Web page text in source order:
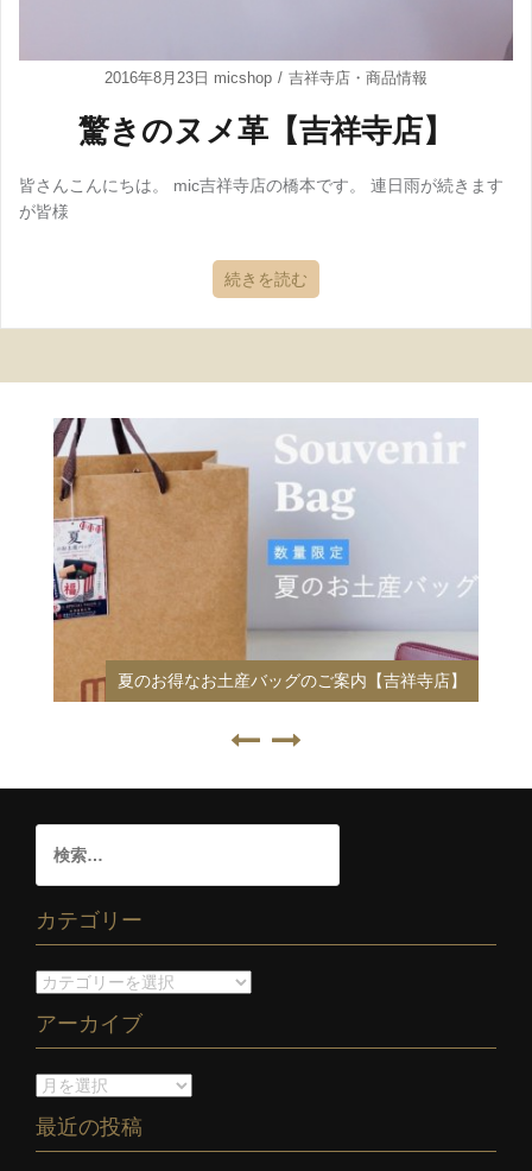
2016年8月23日 micshop 吉祥寺店 ・ 商品情報
驚きのヌメ革【吉祥寺店】
皆さんこんにちは。 mic吉祥寺店の橋本です。 連日雨が続きます
が皆様
続きを読む
夏のお得なお土産バッグのご案内【吉祥寺店】
カテゴリー
アーカイブ
最近の投稿